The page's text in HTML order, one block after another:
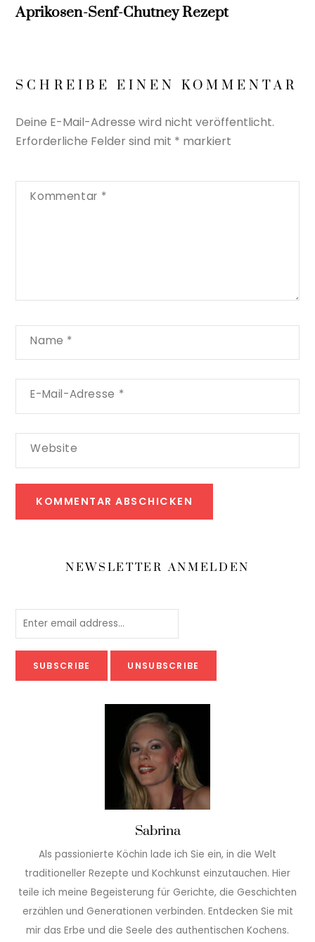
Aprikosen-Senf-Chutney Rezept
SCHREIBE EINEN KOMMENTAR
Deine E-Mail-Adresse wird nicht veröffentlicht.
Erforderliche Felder sind mit * markiert
Kommentar *
Name *
E-Mail-Adresse *
Website
NEWSLETTER ANMELDEN
Sabrina
Als passionierte Köchin lade ich Sie ein, in die Welt
traditioneller Rezepte und Kochkunst einzutauchen. Hier
teile ich meine Begeisterung für Gerichte, die Geschichten
erzählen und Generationen verbinden. Entdecken Sie mit
mir das Erbe und die Seele des authentischen Kochens.